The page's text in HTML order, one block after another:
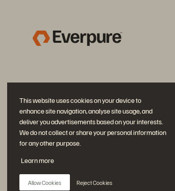
This website uses cookies on your device to
enhance site navigation, analyse site usage, and
deliver you advertisements based on your interests.
We do not collect or share your personal information
for any other purpose.
Learn more
Allow Cookies Reject Cookies
Diskutiere mit